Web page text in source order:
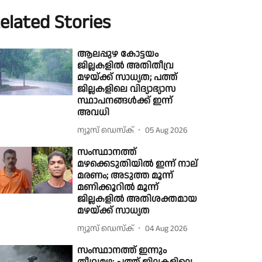
Stories
ആലപ്പുഴ കോട്ടയം
ജില്ലകളിൽ അതിതീവ്ര
മഴയ്ക്ക് സാധ്യത; പത്ത്
ജില്ലകളിലെ വിദ്യാഭ്യാസ
സ്ഥാപനങ്ങൾക്ക് ഇന്ന്
അവധി
ന്യൂസ് ഡെസ്ക് 05 Aug 2026
സംസ്ഥാനത്ത്
മഴക്കെടുതിയിൽ ഇന്ന് നാല്
മരണം; അടുത്ത മൂന്ന്
മണിക്കൂറിൽ മൂന്ന്
ജില്ലകളിൽ അതിശക്തമായ
മഴയ്ക്ക് സാധ്യത
ന്യൂസ് ഡെസ്ക് 04 Aug 2026
സംസ്ഥാനത്ത് ഇന്നും